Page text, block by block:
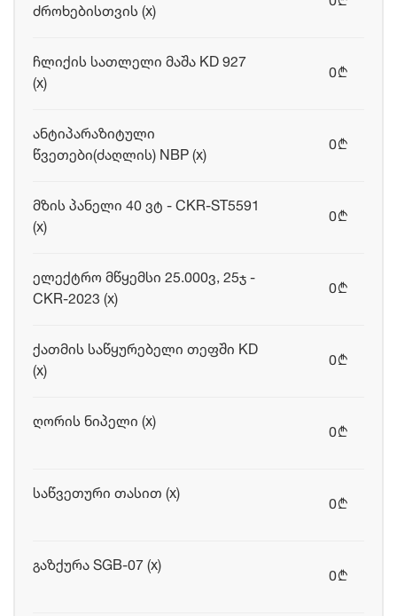
ძროხებისთვის (x)
ჩლიქის სათლელი მაშა KD 927
(x)
0b
ანტიპარაზიტული
წვეთები(ძაღლის) NBP (x)
0b
მზის პანელი 40 ვტ - CKR-ST5591
(x)
0b
ელექტრო მწყემსი 25.000ვ, 25ჯ -
CKR-2023 (x)
0b
ქათმის საწყურებელი თეფში KD
(x)
0b
ღორის ნიპელი (x)
0b
საწვეთური თასით (x)
0b
გაზქურა SGB-07 (x)
0b